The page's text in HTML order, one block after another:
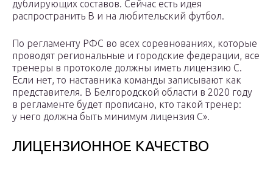
дублирующих составов. Сейчас есть идея
распространить В и на любительский футбол.
По регламенту РФС во всех соревнованиях, которые
проводят региональные и городские федерации, все
тренеры в протоколе должны иметь лицензию С.
Если нет, то наставника команды записывают как
представителя. В Белгородской области в 2020 году
в регламенте будет прописано, кто такой тренер:
у него должна быть минимум лицензия С».
ЛИЦЕНЗИОННОЕ КАЧЕСТВО